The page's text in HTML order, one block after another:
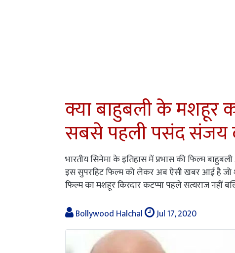
क्या बाहुबली के मशहूर
सबसे पहली पसंद संजय
भारतीय सिनेमा के इतिहास में प्रभास की फिल्म
इस सुपरहिट फिल्म को लेकर अब ऐसी खबर आई है जो
फिल्म का मशहूर किरदार कटप्पा पहले सत्यराज नहीं
Bollywood Halchal
Jul 17, 2020